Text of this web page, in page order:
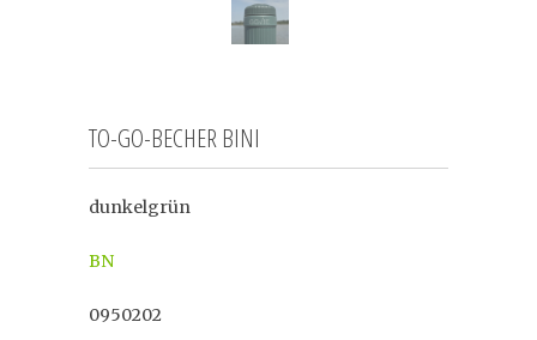
TO-GO-BECHER BINI
dunkelgrün
BN
0950202